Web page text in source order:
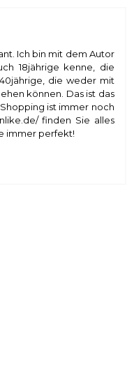
Ich bin mit dem Autor
18jährige kenne, die
die weder mit
können. Das ist das
ist immer noch
finden Sie alles
immer perfekt!